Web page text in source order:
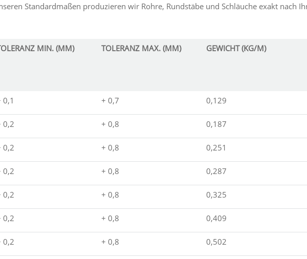
Standardmaßen produzieren wir Rohre, Rundstäbe und Schläuche exakt nach
MIN. (MM) TOLERANZ MAX. (MM) GEWICHT (KG/M)
0,1 + 0,7 0,129
0,2 + 0,8 0,187
0,2 + 0,8 0,251
0,2 + 0,8 0,287
0,2 + 0,8 0,325
0,2 + 0,8 0,409
0,2 + 0,8 0,502